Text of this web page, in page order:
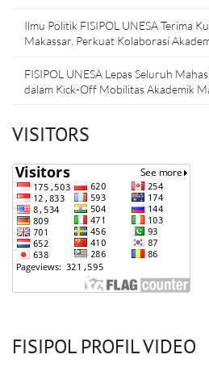
Ilmu Politik FISIPOL UNESA Terima
Makassar, Perkuat Kolaborasi
FISIPOL UNESA Lepas Seluruh
dalam Kick-Off Mobilitas Akademik
VISITORS
FISIPOL PROFIL VIDEO